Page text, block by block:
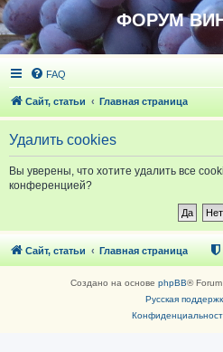
ФОРУМ
FAQ
Сайт, статьи Главная страница
Удалить cookies
Вы уверены, что хотите удалить все
конференцией?
Сайт, статьи Главная страница
Создано на основе phpBB®
Русская